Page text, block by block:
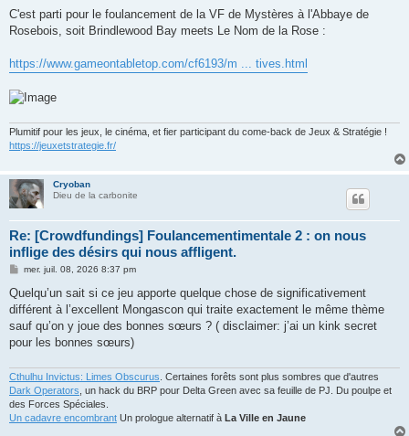
s
a
C'est parti pour le foulancement de la VF de Mystères à l'Abbaye de
Rosebois, soit Brindlewood Bay meets Le Nom de la Rose :
https://www.gameontabletop.com/cf6193/m ... tives.html
Plumitif pour les jeux, le cinéma, et fier participant du come-back de Jeux & Stratégie !
https://jeuxetstrategie.fr/
Cryoban
Dieu de la carbonite
Re: [Crowdfundings] Foulancementimentale 2 : on nous
inflige des désirs qui nous affligent.
M
s
a
g
mer. juil. 08, 2026 8:37 pm
Quelqu’un sait si ce jeu apporte quelque chose de significativement
différent à l’excellent Mongascon qui traite exactement le même thème
sauf qu’on y joue des bonnes sœurs ? ( disclaimer: j’ai un kink secret
pour les bonnes sœurs)
Cthulhu Invictus: Limes Obscurus . Certaines forêts sont plus sombres que d'autres
Dark Operators , un hack du BRP pour Delta Green avec sa feuille de PJ. Du poulpe et
des Forces Spéciales.
Un cadavre encombrant Un prologue alternatif à La Ville en Jaune